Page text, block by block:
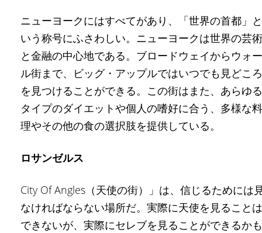
ニューヨークにはすべてがあり、「世界の首都」と
いう称号にふさわしい。ニューヨークは世界の芸術
と金融の中心地である。ブロードウェイからウォー
ル街まで、ビッグ・アップルではいつでも見どころ
を見つけることができる。この街はまた、あらゆる
タイプのダイエットや個人の嗜好に合う、多様な料
理やその他の食の選択肢を提供している。
ロサンゼルス
City Of Angles（天使の街）」は、信じるためには
なければならない場所だ。実際に天使を見ることは
できないが、実際にセレブを見ることができるかも